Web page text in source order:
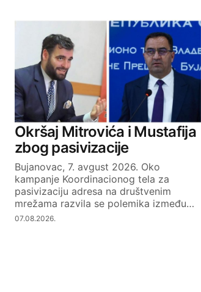
Okršaj Mitrovića i Mustafija
zbog pasivizacije
Bujanovac, 7. avgust 2026. Oko
kampanje Koordinacionog tela za
pasivizaciju adresa na društvenim
mrežama razvila se polemika između…
07.08.2026.